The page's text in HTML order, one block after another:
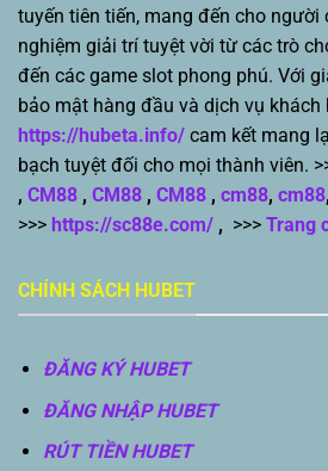
tuyến tiên tiến, mang đến cho người
nghiệm giải trí tuyệt vời từ các trò
đến các game slot phong phú. Với
bảo mật hàng đầu và dịch vụ
https://hubeta.info/ cam kết mang
bạch tuyệt đối cho mọi thành viên.
, CM88 , CM88 , CM88 , cm88, cm88,
>>> https://sc88e.com/ , >>> Trang
CHÍNH SÁCH HUBET
ĐĂNG KÝ HUBET
ĐĂNG NHẬP HUBET
RÚT TIỀN HUBET